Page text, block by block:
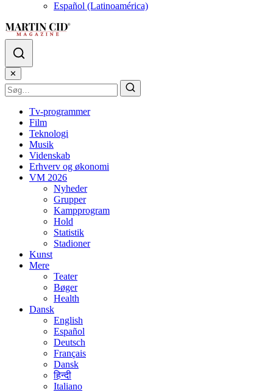
Español (Latinoamérica)
✕
Tv-programmer
Film
Teknologi
Musik
Videnskab
Erhverv og økonomi
VM 2026
Nyheder
Grupper
Kampprogram
Hold
Statistik
Stadioner
Kunst
Mere
Teater
Bøger
Health
Dansk
English
Español
Deutsch
Français
Dansk
हिन्दी
Italiano